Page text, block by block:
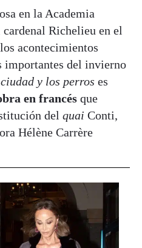
en la Academia
Richelieu en el
acontecimientos
importantes del invierno
y los perros es
en francés que
del quai Conti,
Hélène Carrère